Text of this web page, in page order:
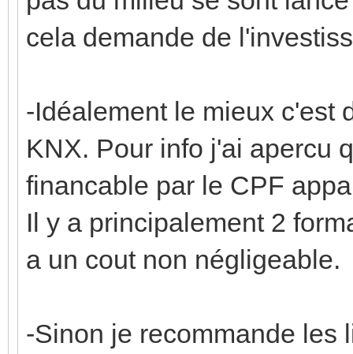
cela demande de
-Idéalement le mieux c'est
KNX. Pour info j'ai apercu
financable par le CPF
Il y a principalement 2
a un cout non négligeable.
-Sinon je recommande les